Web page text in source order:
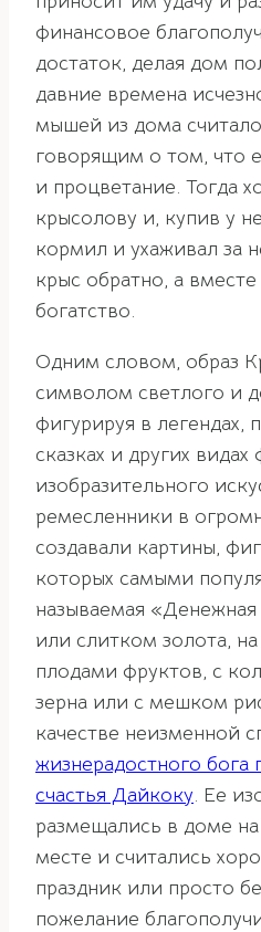
финансовое
достаток, делая дом
давние времена
мышей из дома
говорящим о том, что
и процветание. Тогда
крысолову и, купив у
кормил и ухаживал за
крыс обратно, а
богатство.
Одним словом, образ
символом светлого и
фигурируя в легендах,
сказках и других
изобразительного
ремесленники в
создавали картины,
которых самыми
называемая
или слитком золота,
плодами фруктов, с
зерна или с мешком
качестве неизменной
жизнерадостного бога
счастья Дайкоку. Ее
размещались в доме
месте и считались
праздник или просто
пожелание